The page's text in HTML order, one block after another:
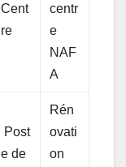
Cent
re
centr
e
NAF
A
Post
e de
Rén
ovati
on